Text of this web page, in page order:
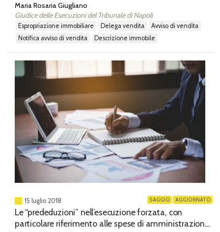
dell’immobile oggetto di vendita.
Maria Rosaria Giugliano
Giudice delle Esecuzioni del Tribunale di Napoli
espropriazione immobiliare delega vendita
avviso di vendita
notifica avviso di vendita
descrizione immobile
15 luglio 2018 AGGIORNATO
SAGGIO
Le “prededuzioni” nell’esecuzione forzata, con
particolare riferimento alle spese di amministrazione